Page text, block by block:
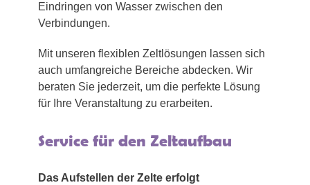
Eindringen von Wasser zwischen den
Verbindungen.
Mit unseren flexiblen Zeltlösungen lassen sich
auch umfangreiche Bereiche abdecken. Wir
beraten Sie jederzeit, um die perfekte Lösung
für Ihre Veranstaltung zu erarbeiten.
Service für den Zeltaufbau
Das Aufstellen der Zelte erfolgt